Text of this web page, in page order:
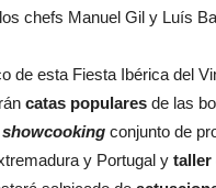
chefs Manuel Gil y Luís
de esta Fiesta Ibérica del
catas populares de las
showcooking conjunto de
y Portugal y taller